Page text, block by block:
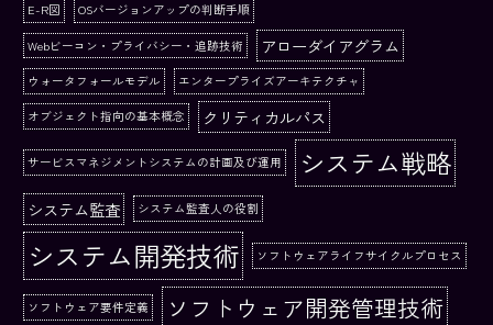
E-R図 OSバージョンアップの判断手順
Webビーコン・プライバシー・追跡技術 アローダイアグラム
ウォータフォールモデル エンタープライズアーキテクチャ
オブジェクト指向の基本概念 クリティカルパス
サービスマネジメントシステムの計画及び運用 システム戦略
システム監査 システム監査人の役割
システム開発技術 ソフトウェアライフサイクルプロセス
ソフトウェア要件定義 ソフトウェア開発管理技術